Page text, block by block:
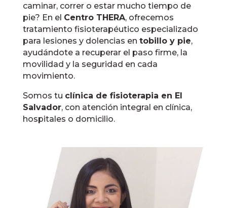
caminar, correr o estar mucho tiempo de
pie? En el Centro THERA, ofrecemos
tratamiento fisioterapéutico especializado
para lesiones y dolencias en tobillo y pie,
ayudándote a recuperar el paso firme, la
movilidad y la seguridad en cada
movimiento.
Somos tu clínica de fisioterapia en El
Salvador, con atención integral en clínica,
hospitales o domicilio.